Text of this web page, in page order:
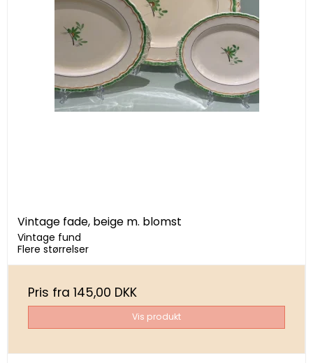
Vintage fade, beige m. blomst
Vintage fund
Flere størrelser
Pris fra 145,00 DKK
Vis produkt